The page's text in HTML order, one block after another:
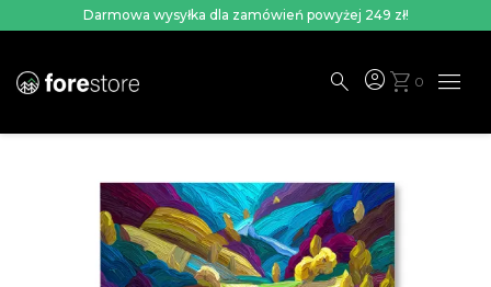
Darmowa wysyłka dla zamówień powyżej 249 zł!
search account_circleshopping_cart 0 menu